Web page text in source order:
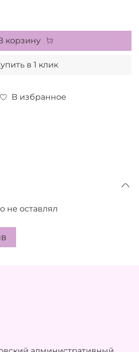
В избранное
корзину
в 1 клик
не оставлял